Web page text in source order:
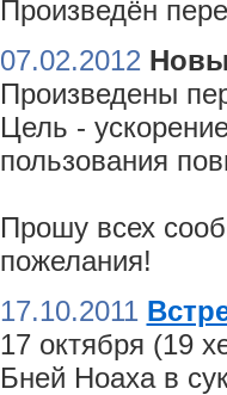
Произведён
07.02.2012
Произведены
Цель -
пользования
Прошу всех
пожелания!
17.10.2011
17 октября (19
Бней Ноаха в